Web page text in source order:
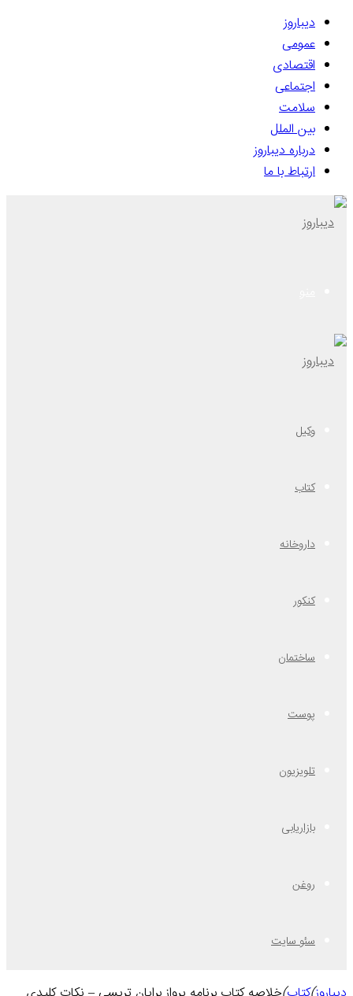
دیباروز
عمومی
اقتصادی
اجتماعی
سلامت
بین الملل
درباره دیباروز
ارتباط با ما
وکیل
کتاب
داروخانه
کنکور
ساختمان
پوست
تلویزیون
بازاریابی
روغن
سئو سایت